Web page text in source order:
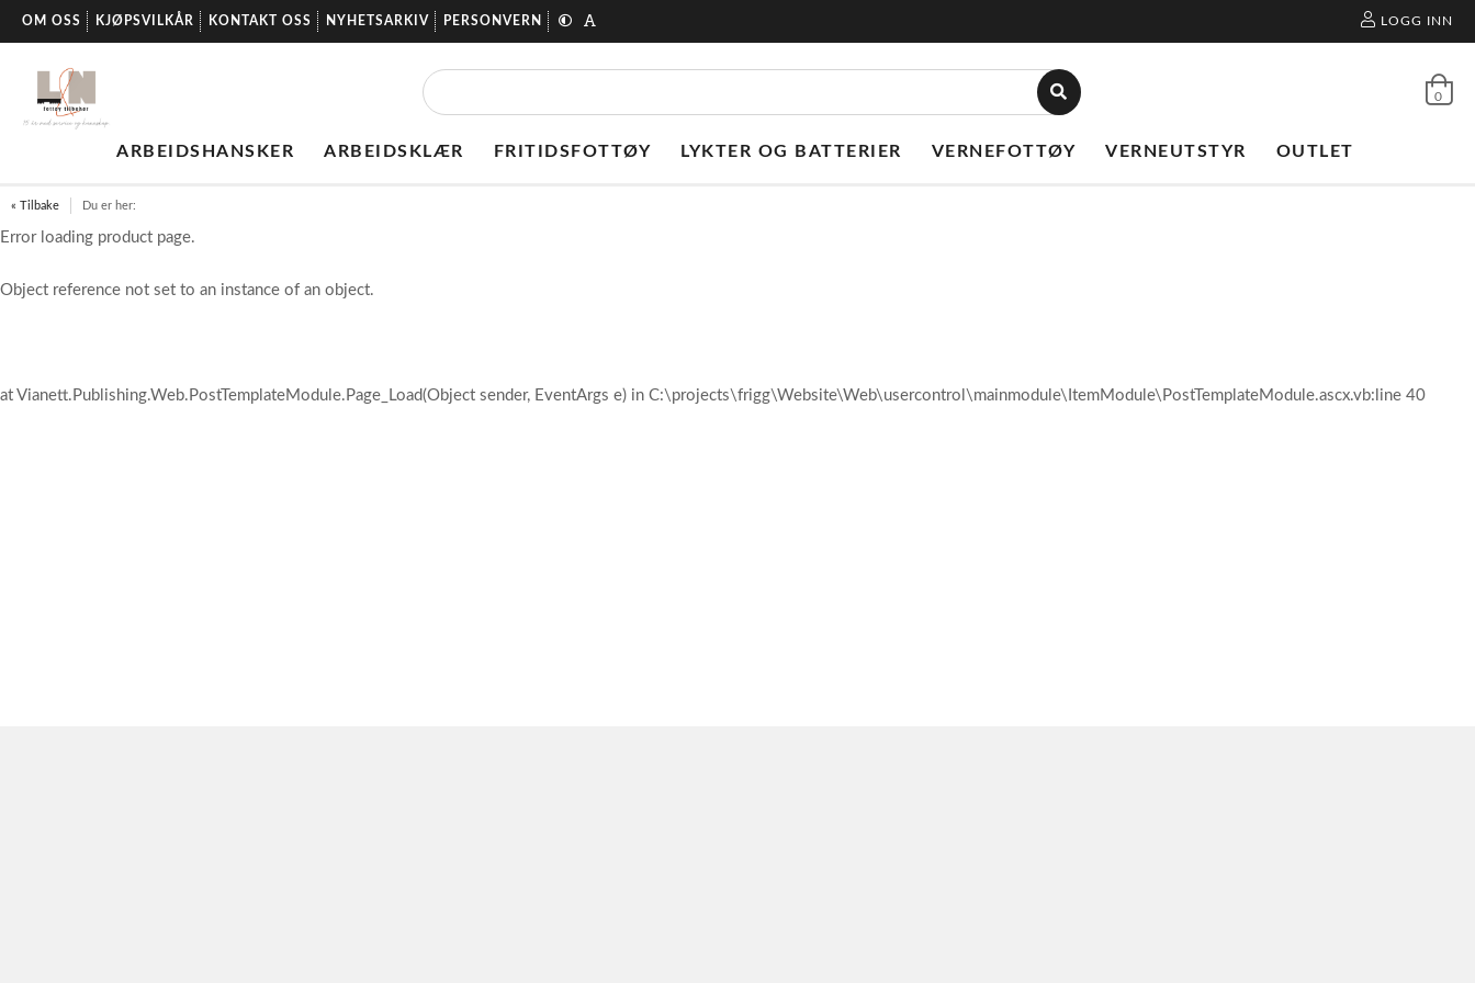
OM OSS KJØPSVILKÅR KONTAKT OSS NYHETSARKIV PERSONVERN LOGG INN
0
ARBEIDSHANSKER ARBEIDSKLÆR FRITIDSFOTTØY LYKTER OG BATTERIER VERNEFOTTØY VERNEUTSTYR OUTLET
« Tilbake Du er her:
Error loading product page.
Object reference not set to an instance of an object.
at Vianett.Publishing.Web.PostTemplateModule.Page_Load(Object sender, EventArgs e) in C:\projects\frigg\Website\Web\usercontrol\mainmodule\ItemModule\PostTemplateModule.ascx.vb:line 40